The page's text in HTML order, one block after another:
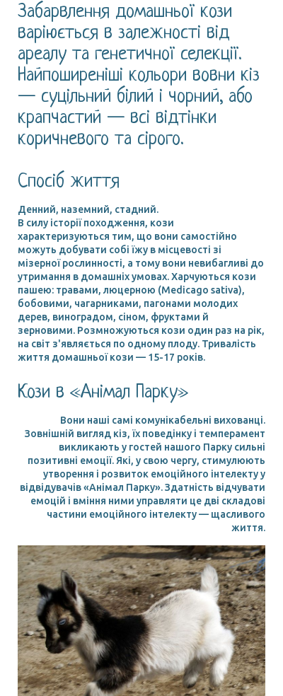
Забарвлення домашньої кози
варіюється в залежності від
ареалу та генетичної селекції.
Найпоширеніші кольори вовни кіз
— суцільний білий і чорний, або
крапчастий — всі відтінки
коричневого та сірого.
Спосіб життя
Денний, наземний, стадний.
В силу історії походження, кози
характеризуються тим, що вони самостійно
можуть добувати собі їжу в місцевості зі
мізерної рослинності, а тому вони невибагливі до
утримання в домашніх умовах. Харчуються кози
пашею: травами, люцерною (Medicago sativa),
бобовими, чагарниками, пагонами молодих
дерев, виноградом, сіном, фруктами й
зерновими. Розмножуються кози один раз на рік,
на світ з'являється по одному плоду. Тривалість
життя домашньої кози — 15-17 років.
Кози в «Анімал Парку»
Вони наші самі комунікабельні вихованці.
Зовнішній вигляд кіз, їх поведінку і темперамент
викликають у гостей нашого Парку сильні
позитивні емоції. Які, у свою чергу, стимулюють
утворення і розвиток емоційного інтелекту у
відвідувачів «Анімал Парку». Здатність відчувати
емоцій і вміння ними управляти це дві складові
частини емоційного інтелекту — щасливого
життя.